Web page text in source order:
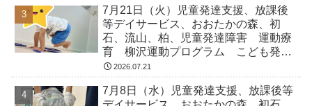
7月21日（火）児童発達支援、放課後
等デイサービス、おおたかの森、初
石、流山、柏、児童発達障害 運動療
育 柳沢運動プログラム こども発達
気になる 発達障害 放デイ 自閉
2026.07.21
7月8日（水）児童発達支援、放課後等